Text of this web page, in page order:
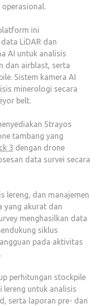
ini
LiDAR dan
AI untuk analisis
dan airblast, serta
Sistem kamera AI
minerologi secara
belt.
Strayos
tambang yang
3 dengan drone
data survei secara
lereng, dan manajemen
yang akurat dan
menghasilkan data
siklus
pada aktivitas
perhitungan stockpile
untuk analisis
serta laporan pre- dan